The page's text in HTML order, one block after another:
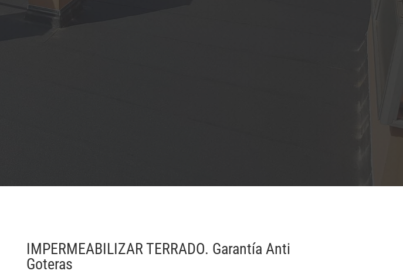
IMPERMEABILIZAR TERRADO. Garantía Anti
Goteras